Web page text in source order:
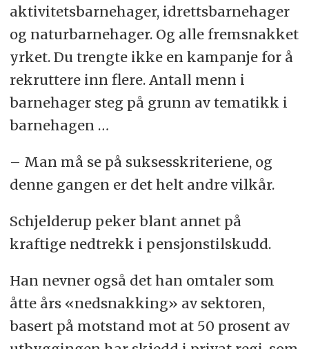
aktivitetsbarnehager, idrettsbarnehager
og naturbarnehager. Og alle fremsnakket
yrket. Du trengte ikke en kampanje for å
rekruttere inn flere. Antall menn i
barnehager steg på grunn av tematikk i
barnehagen …
– Man må se på suksesskriteriene, og
denne gangen er det helt andre vilkår.
Schjelderup peker blant annet på
kraftige nedtrekk i pensjonstilskudd.
Han nevner også det han omtaler som
åtte års «nedsnakking» av sektoren,
basert på motstand mot at 50 prosent av